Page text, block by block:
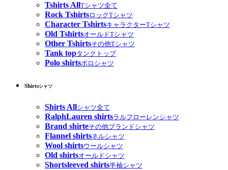
Tshirts AllTシャツ全て
Rock TshirtsロックTシャツ
Character TshirtsキャラクターTシャツ
Old TshirtsオールドTシャツ
Other Tshirtsその他Tシャツ
Tank topタンクトップ
Polo shirtsポロシャツ
Shirtsシャツ
Shirts Allシャツ全て
RalphLauren shirtsラルフローレンシャツ
Brand shirteその他ブランドシャツ
Flannel shirtsネルシャツ
Wool shirtsウールシャツ
Old shirtsオールドシャツ
Shortsleeved shirts半袖シャツ